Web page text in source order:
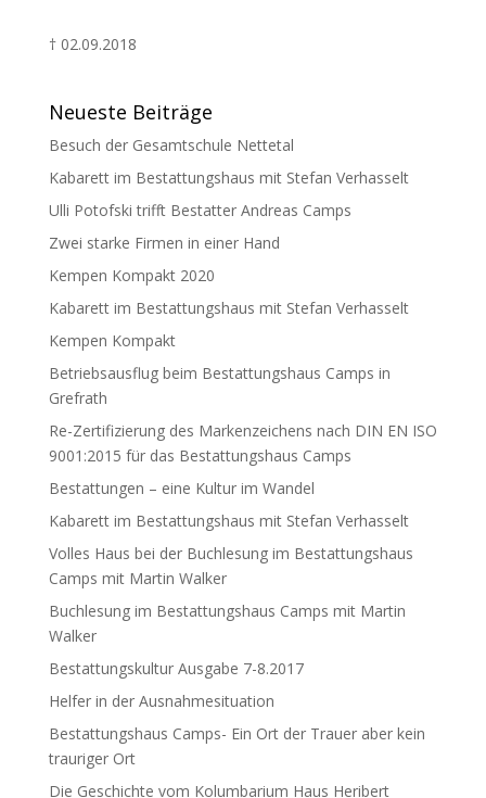
† 02.09.2018
Neueste Beiträge
Besuch der Gesamtschule Nettetal
Kabarett im Bestattungshaus mit Stefan Verhasselt
Ulli Potofski trifft Bestatter Andreas Camps
Zwei starke Firmen in einer Hand
Kempen Kompakt 2020
Kabarett im Bestattungshaus mit Stefan Verhasselt
Kempen Kompakt
Betriebsausflug beim Bestattungshaus Camps in
Grefrath
Re-Zertifizierung des Markenzeichens nach DIN EN ISO
9001:2015 für das Bestattungshaus Camps
Bestattungen – eine Kultur im Wandel
Kabarett im Bestattungshaus mit Stefan Verhasselt
Volles Haus bei der Buchlesung im Bestattungshaus
Camps mit Martin Walker
Buchlesung im Bestattungshaus Camps mit Martin
Walker
Bestattungskultur Ausgabe 7-8.2017
Helfer in der Ausnahmesituation
Bestattungshaus Camps- Ein Ort der Trauer aber kein
trauriger Ort
Die Geschichte vom Kolumbarium Haus Heribert